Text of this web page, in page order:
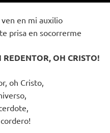
en mi auxilio
prisa en socorrerme
REDENTOR, OH CRISTO!
oh Cristo,